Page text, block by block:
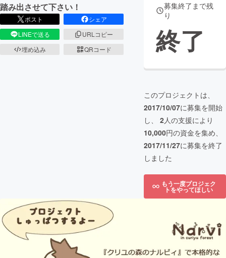
踏み出させて下さい！
ポスト
シェア
LINEで送る
URLコピー
埋め込み
QRコード
募集終了まで残
り
終了
このプロジェクトは、
2017/10/07に募集を開始
し、 2人の支援により
10,000円の資金を集め、
2017/11/27に募集を終了
しました
もう一度プロジェク
トをやってほしい